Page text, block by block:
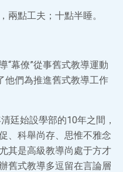
兩點工夫；十點半睡。
“幕僚”從事舊式教導運動
他們為推進舊式教導工作
廷始設學部的10年之間，
、科舉尚存、思惟不雅念
其是高級教導尚處于方才
舊式教導多逗留在言論層